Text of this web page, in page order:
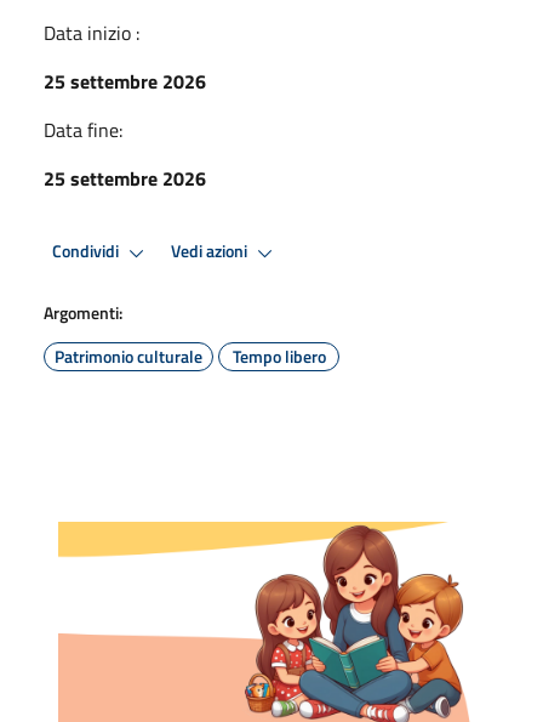
Data inizio :
25 settembre 2026
Data fine:
25 settembre 2026
Condividi Vedi azioni
Argomenti:
Patrimonio culturale
Tempo libero